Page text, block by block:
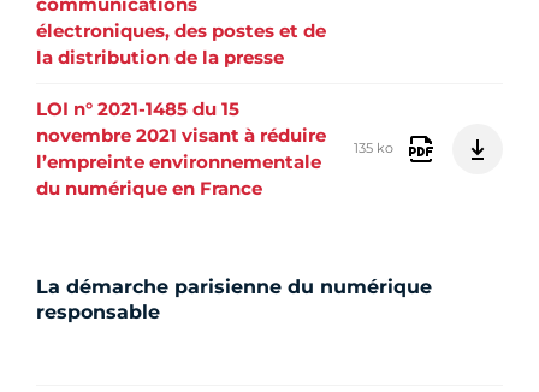
électroniques, des postes et de
la distribution de la presse
LOI n° 2021-1485 du 15
novembre 2021 visant à réduire
l’empreinte environnementale
du numérique en France
135 ko
La démarche parisienne du numérique
responsable